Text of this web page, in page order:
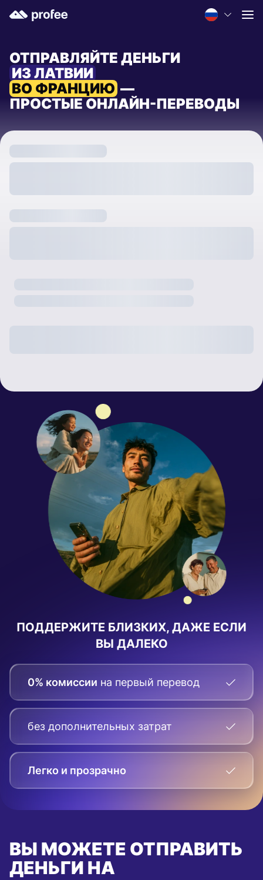
ОТПРАВЛЯЙТЕ ДЕНЬГИ
ИЗ ЛАТВИИ
ВО ФРАНЦИЮ —
ПРОСТЫЕ ОНЛАЙН-ПЕРЕВОДЫ
ПОДДЕРЖИТЕ БЛИЗКИХ, ДАЖЕ ЕСЛИ
ВЫ ДАЛЕКО
0% комиссии на первый перевод
без дополнительных затрат
Легко и прозрачно
ВЫ МОЖЕТЕ ОТПРАВИТЬ
ДЕНЬГИ НА